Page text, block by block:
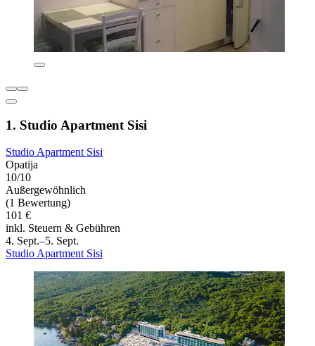
1. Studio Apartment Sisi
Studio Apartment Sisi
Opatija
10/10
Außergewöhnlich
(1 Bewertung)
101 €
inkl. Steuern & Gebühren
4. Sept.–5. Sept.
Studio Apartment Sisi